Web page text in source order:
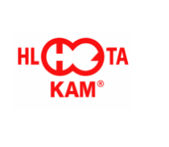
đến